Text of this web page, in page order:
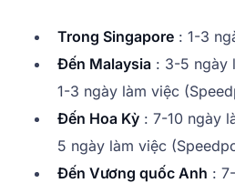
Trong Singapore : 1-3
Đến Malaysia : 3-5 ngày
1-3 ngày làm việc
Đến Hoa Kỳ : 7-10 ngày
5 ngày làm việc
Đến Vương quốc Anh :